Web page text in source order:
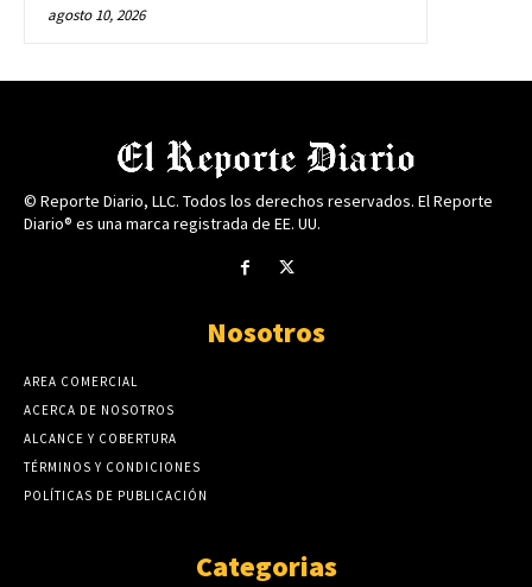
agosto 10, 2026
© Reporte Diario, LLC. Todos los derechos reservados. El Reporte
Diario® es una marca registrada de EE. UU.
Nosotros
AREA COMERCIAL
ACERCA DE NOSOTROS
ALCANCE Y COBERTURA
TÉRMINOS Y CONDICIONES
POLÍTICAS DE PUBLICACIÓN
Categorias